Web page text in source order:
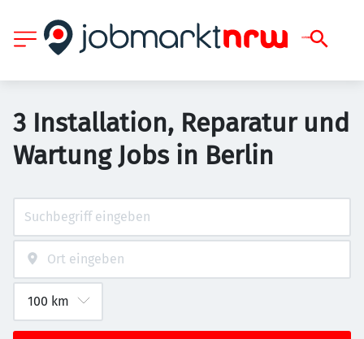
3 Installation, Reparatur und
Wartung Jobs in Berlin